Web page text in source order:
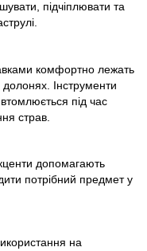
підчіплювати та
комфортно лежать
долонях. Інструменти
під час
страв.
допомагають
потрібний предмет у
на